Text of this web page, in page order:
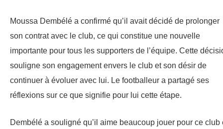
Moussa Dembélé a confirmé qu’il avait décidé de prolonger
son contrat avec le club, ce qui constitue une nouvelle
importante pour tous les supporters de l’équipe. Cette
souligne son engagement envers le club et son désir de
continuer à évoluer avec lui. Le footballeur a partagé ses
réflexions sur ce que signifie pour lui cette étape.
Dembélé a souligné qu’il aime beaucoup jouer pour ce club